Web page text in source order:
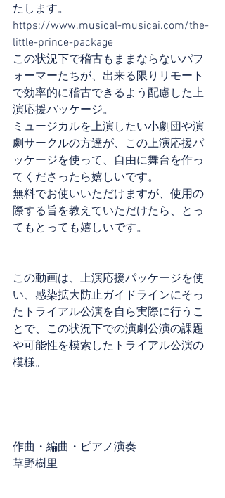
たします。
https://www.musical-musicai.com/the-
little-prince-package
この状況下で稽古もままならないパフ
ォーマーたちが、出来る限りリモート
で効率的に稽古できるよう配慮した上
演応援パッケージ。
ミュージカルを上演したい小劇団や演
劇サークルの方達が、この上演応援パ
ッケージを使って、自由に舞台を作っ
てくださったら嬉しいです。
無料でお使いいただけますが、使用の
際する旨を教えていただけたら、とっ
てもとっても嬉しいです。
この動画は、上演応援パッケージを使
い、感染拡大防止ガイドラインにそっ
たトライアル公演を自ら実際に行うこ
とで、この状況下での演劇公演の課題
や可能性を模索したトライアル公演の
模様。
作曲・編曲・ピアノ演奏
草野樹里